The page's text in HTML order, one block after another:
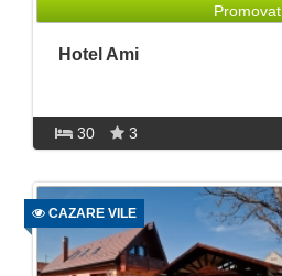
Promovat
Hotel Ami
30 3
CAZARE VILE